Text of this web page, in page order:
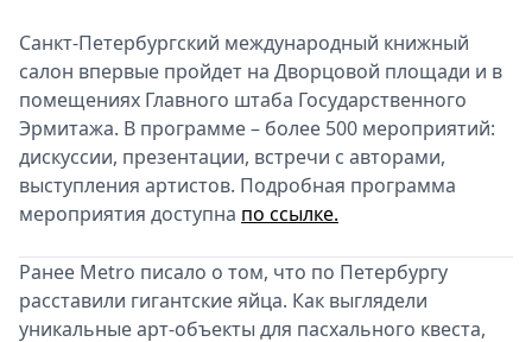
Санкт-Петербургский международный книжный
салон впервые пройдет на Дворцовой площади и в
помещениях Главного штаба Государственного
Эрмитажа. В программе – более 500 мероприятий:
дискуссии, презентации, встречи с авторами,
выступления артистов. Подробная программа
мероприятия доступна по ссылке.
Ранее Metro писало о том, что по Петербургу
расставили гигантские яйца. Как выглядели
уникальные арт-объекты для пасхального квеста,